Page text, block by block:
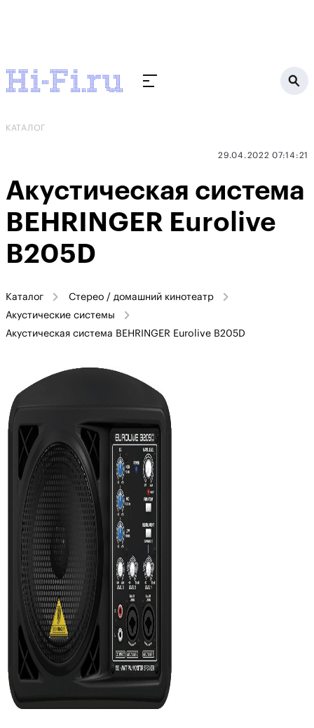
КАТАЛОГ
29.04.2022 07:14:21
Акустическая система
BEHRINGER Eurolive
B205D
Каталог
Стерео / домашний кинотеатр
Акустические системы
Акустическая система BEHRINGER Eurolive B205D